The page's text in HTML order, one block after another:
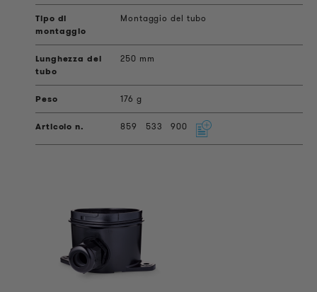
Montaggio del tubo
250 mm
176 g
859 533 900